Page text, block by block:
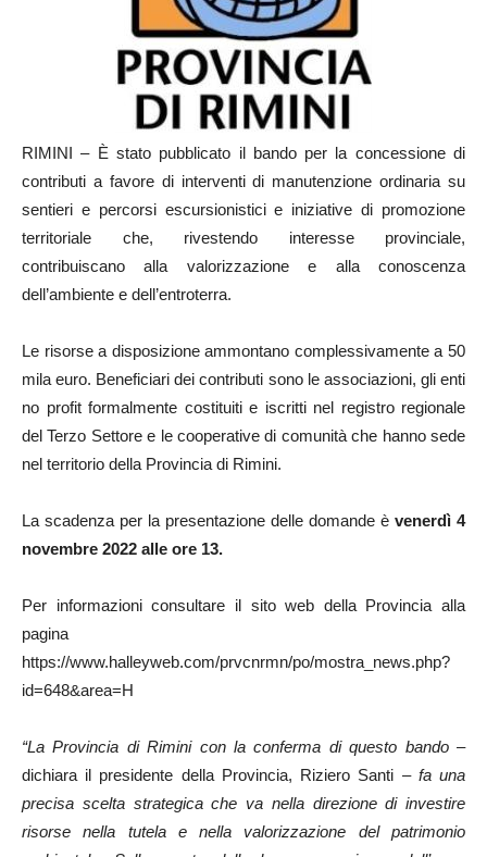
RIMINI – È stato pubblicato il bando per la concessione di
contributi a favore di interventi di manutenzione ordinaria su
sentieri e percorsi escursionistici e iniziative di promozione
territoriale che, rivestendo interesse provinciale,
contribuiscano alla valorizzazione e alla conoscenza
dell’ambiente e dell’entroterra.
Le risorse a disposizione ammontano complessivamente a 50
mila euro. Beneficiari dei contributi sono le associazioni, gli enti
no profit formalmente costituiti e iscritti nel registro regionale
del Terzo Settore e le cooperative di comunità che hanno sede
nel territorio della Provincia di Rimini.
La scadenza per la presentazione delle domande è venerdì 4
novembre 2022 alle ore 13.
Per informazioni consultare il sito web della Provincia alla
pagina
https://www.halleyweb.com/prvcnrmn/po/mostra_news.php?
id=648&area=H
“La Provincia di Rimini con la conferma di questo bando–
dichiara il presidente della Provincia, Riziero Santi – fa una
precisa scelta strategica che va nella direzione di investire
risorse nella tutela e nella valorizzazione del patrimonio